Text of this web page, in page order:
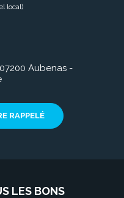
local)
Aubenas -
RAPPELÉ
LES BONS